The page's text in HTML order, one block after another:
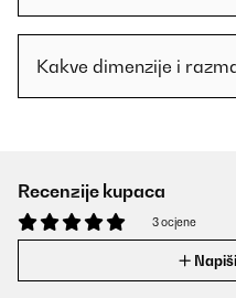
Kakve dimenzije i
Recenzije kupaca
3 ocjene